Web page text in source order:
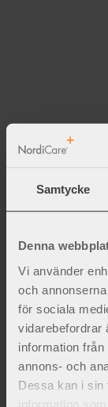
Samtycke
Denna
Vi använder
och
för sociala
vidarebefordrar
information
annons- och
Dessa kan i sin
information